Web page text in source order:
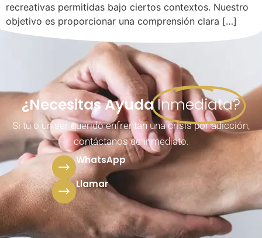
recreativas permitidas bajo ciertos contextos. Nuestro
objetivo es proporcionar una comprensión clara […]
¿Necesitas AyudaInmediata?
Si tú o un ser querido enfrentan una crisis por adicción,
contáctanos de inmediato.
WhatsApp
Llamar